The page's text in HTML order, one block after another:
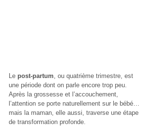
Le post-partum , ou quatrième trimestre, est
une période dont on parle encore trop peu.
Après la grossesse et l’accouchement,
l’attention se porte naturellement sur le bébé…
mais la maman, elle aussi, traverse une étape
de transformation profonde.